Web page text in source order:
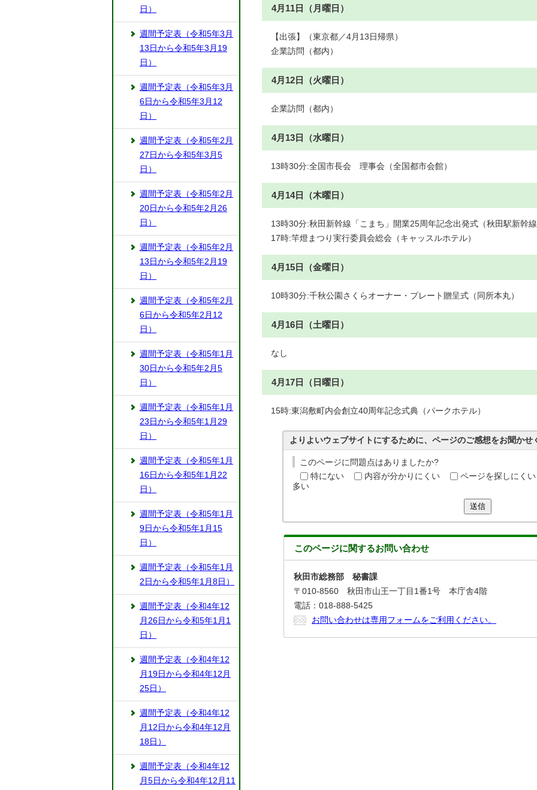
4月11日（月曜日）
【出張】（東京都／4月13日帰県）
企業訪問（都内）
4月12日（火曜日）
企業訪問（都内）
4月13日（水曜日）
13時30分:全国市長会 理事会（全国都市会館）
4月14日（木曜日）
13時30分:秋田新幹線「こまち」開業25周年記念出発式（秋田駅新幹
17時:竿燈まつり実行委員会総会（キャッスルホテル）
4月15日（金曜日）
10時30分:千秋公園さくらオーナー・プレート贈呈式（同所本丸）
4月16日（土曜日）
なし
4月17日（日曜日）
15時:東潟敷町内会創立40周年記念式典（パークホテル）
よりよいウェブサイトにするために、ページのご感想をお聞かせ
このページに問題点はありましたか?
特にない
内容が分かりにくい ページを探しにくい
多い
送信
このページに関するお問い合わせ
秋田市総務部 秘書課
〒010-8560 秋田市山王一丁目1番1号 本庁舎4階
電話：018-888-5425
お問い合わせは専用フォームをご利用ください。
日）
週間予定表（令和5年3月
13日から令和5年3月19
日）
週間予定表（令和5年3月
6日から令和5年3月12
日）
週間予定表（令和5年2月
27日から令和5年3月5
日）
週間予定表（令和5年2月
20日から令和5年2月26
日）
週間予定表（令和5年2月
13日から令和5年2月19
日）
週間予定表（令和5年2月
6日から令和5年2月12
日）
週間予定表（令和5年1月
30日から令和5年2月5
日）
週間予定表（令和5年1月
23日から令和5年1月29
日）
週間予定表（令和5年1月
16日から令和5年1月22
日）
週間予定表（令和5年1月
9日から令和5年1月15
日）
週間予定表（令和5年1月
2日から令和5年1月8日）
週間予定表（令和4年12
月26日から令和5年1月1
日）
週間予定表（令和4年12
月19日から令和4年12月
25日）
週間予定表（令和4年12
月12日から令和4年12月
18日）
週間予定表（令和4年12
月5日から令和4年12月11